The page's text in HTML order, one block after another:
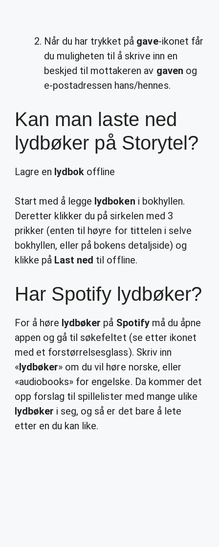
Når du har trykket på gave-ikonet får
du muligheten til å skrive inn en
beskjed til mottakeren av gaven og
e-postadressen hans/hennes.
Kan man laste ned
lydbøker på Storytel?
Lagre en lydbok offline
Start med å legge lydboken i bokhyllen.
Deretter klikker du på sirkelen med 3
prikker (enten til høyre for tittelen i selve
bokhyllen, eller på bokens detaljside) og
klikke på Last ned til offline.
Har Spotify lydbøker?
For å høre lydbøker på Spotifymå du åpne
appen og gå til søkefeltet (se etter ikonet
med et forstørrelsesglass). Skriv inn
«lydbøker» om du vil høre norske, eller
«audiobooks» for engelske. Da kommer det
opp forslag til spillelister med mange ulike
lydbøker i seg, og så er det bare å lete
etter en du kan like.